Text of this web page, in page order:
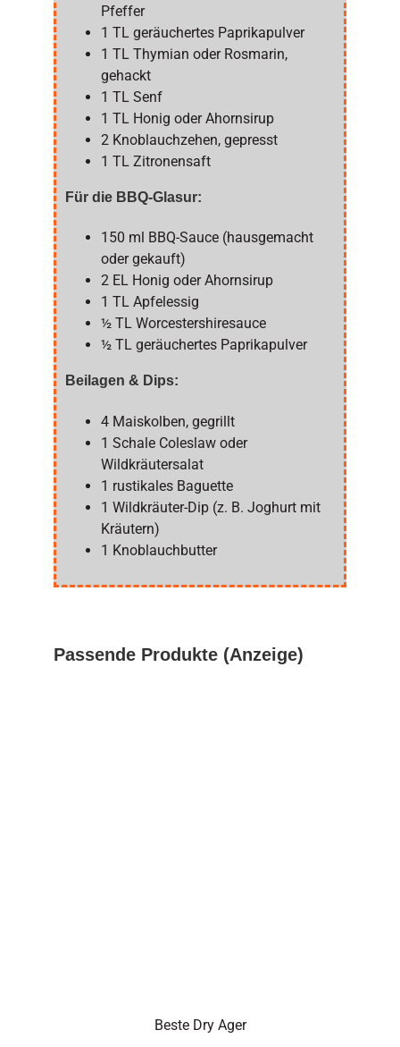
Pfeffer
1 TL geräuchertes Paprikapulver
1 TL Thymian oder Rosmarin,
gehackt
1 TL Senf
1 TL Honig oder Ahornsirup
2 Knoblauchzehen, gepresst
1 TL Zitronensaft
Für die BBQ-Glasur:
150 ml BBQ-Sauce (hausgemacht
oder gekauft)
2 EL Honig oder Ahornsirup
1 TL Apfelessig
½ TL Worcestershiresauce
½ TL geräuchertes Paprikapulver
Beilagen & Dips:
4 Maiskolben, gegrillt
1 Schale Coleslaw oder
Wildkräutersalat
1 rustikales Baguette
1 Wildkräuter-Dip (z. B. Joghurt mit
Kräutern)
1 Knoblauchbutter
Passende Produkte (Anzeige)
Beste Dry Ager